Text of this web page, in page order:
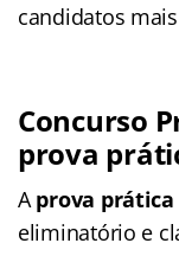
candidatos
Concurso
prova
Aprova prática
eliminatório e